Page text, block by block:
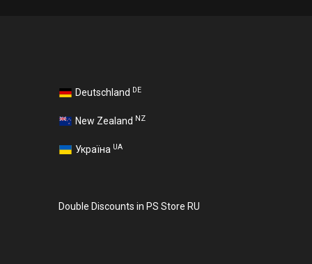
Deutschland DE
New Zealand NZ
Україна UA
Double Discounts in PS Store RU